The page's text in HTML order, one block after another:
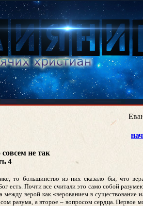
не так
4
то большинство из них сказало бы, что
есть. Почти все считали это само собой
верой как «верованием в существование
разума, а второе – вопросом сердца. Первое